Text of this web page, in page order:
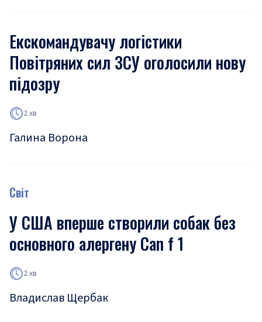
Екскомандувачу логістики
Повітряних сил ЗСУ оголосили нову
підозру
2 хв
Галина Ворона
Світ
У США вперше створили собак без
основного алергену Can f 1
2 хв
Владислав Щербак